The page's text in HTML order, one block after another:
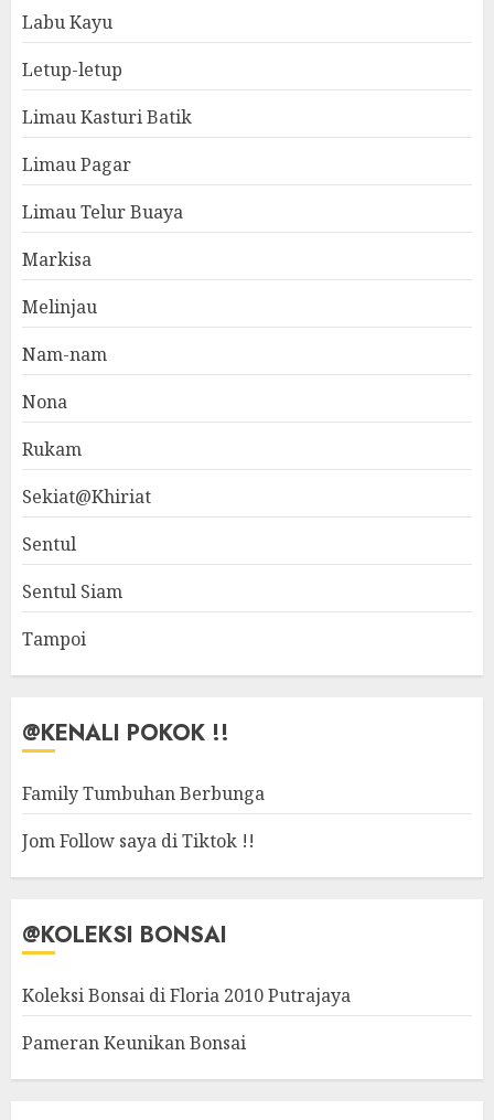
Labu Kayu
Letup-letup
Limau Kasturi Batik
Limau Pagar
Limau Telur Buaya
Markisa
Melinjau
Nam-nam
Nona
Rukam
Sekiat@Khiriat
Sentul
Sentul Siam
Tampoi
@KENALI POKOK !!
Family Tumbuhan Berbunga
Jom Follow saya di Tiktok !!
@KOLEKSI BONSAI
Koleksi Bonsai di Floria 2010 Putrajaya
Pameran Keunikan Bonsai